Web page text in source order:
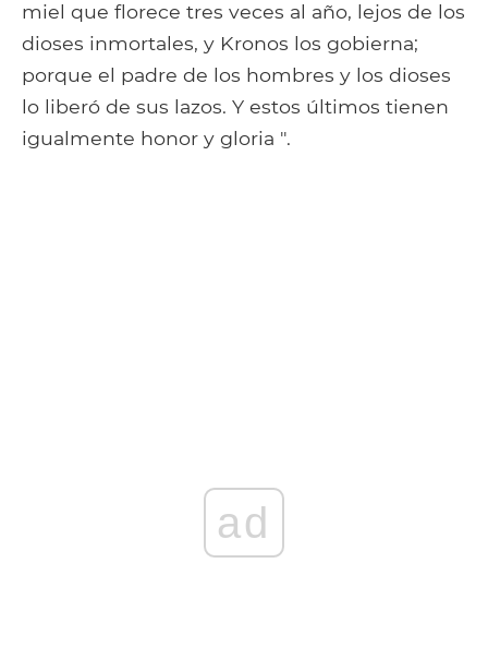
miel que florece tres veces al año, lejos de los
dioses inmortales, y Kronos los gobierna;
porque el padre de los hombres y los dioses
lo liberó de sus lazos. Y estos últimos tienen
igualmente honor y gloria ".
ad